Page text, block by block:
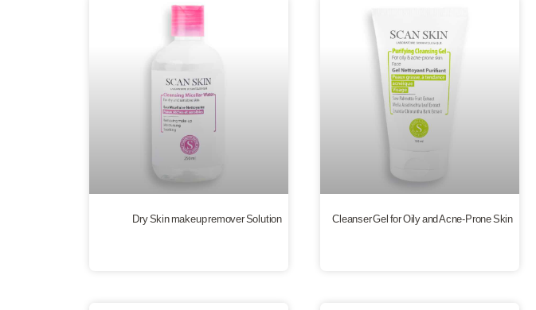
Cleanser Gel for Oily and Acne-Prone Skin
Dry Skin makeup remover Solution